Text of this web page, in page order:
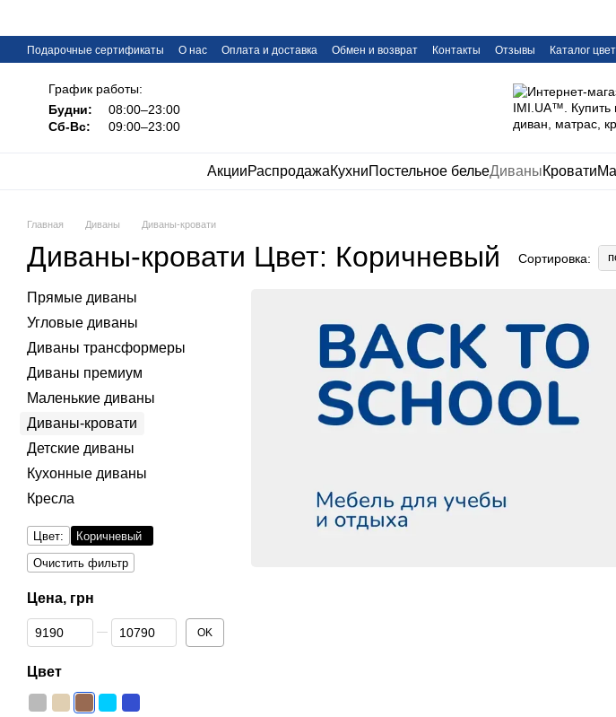
Подарочные сертификаты О нас Оплата и доставка Обмен и возврат Контакты Отзывы Каталог
График работы:
Будни:
08:00–23:00
Сб-Вс:
09:00–23:00
АкцииРаспродажаКухниПостельное бельеДиваныКровати
Главная Диваны Диваны-кровати
Диваны-кровати Цвет: Коричневый Сортировка:
Прямые диваны
Угловые диваны
Диваны трансформеры
Диваны премиум
Маленькие диваны
Диваны-кровати
Детские диваны
Кухонные диваны
Кресла
Цвет:
Коричневый
Очистить фильтр
Цена, грн
От Цена, грн
До Цена, грн OK
Цвет